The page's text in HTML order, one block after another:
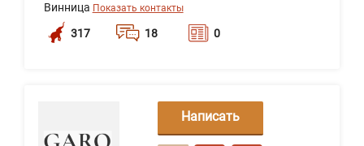
Винница Показать контакты
317 18 0
Написать